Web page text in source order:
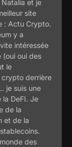
et je
site
: Actu Crypto.
y a
intéressée
oui des
le
crypto derrière
je suis une
DeFI. Je
de la
et de la
des